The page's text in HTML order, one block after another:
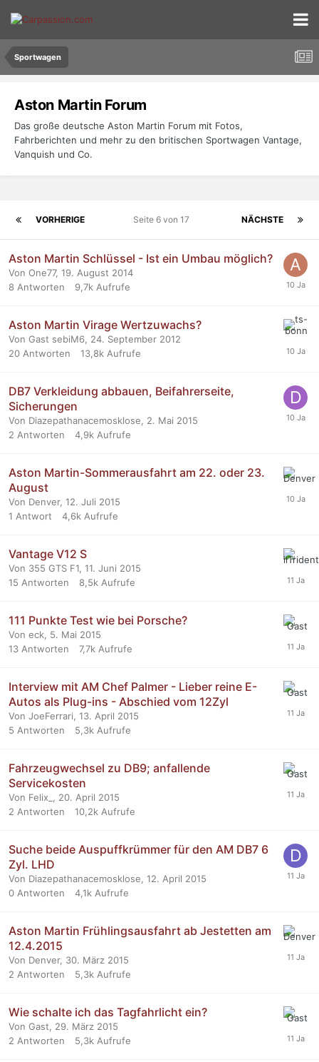
Sportwagen
Aston Martin Forum
Das große deutsche Aston Martin Forum mit Fotos,
Fahrberichten und mehr zu den britischen Sportwagen Vantage,
Vanquish und Co.
VORHERIGE NÄCHSTE
Seite 6 von 17
Aston Martin Schlüssel - Ist ein Umbau möglich?
Von One77, 19. August 2014
8 Antworten 9,7k Aufrufe
Aston Martin Virage Wertzuwachs?
Von Gast sebiM6, 24. September 2012
20 Antworten 13,8k Aufrufe
DB7 Verkleidung abbauen, Beifahrerseite,
Sicherungen
Von Diazepathanacemosklose, 2. Mai 2015
2 Antworten 4,9k Aufrufe
Aston Martin-Sommerausfahrt am 22. oder 23.
August
Von Denver, 12. Juli 2015
1 Antwort 4,6k Aufrufe
Vantage V12 S
Von 355 GTS F1, 11. Juni 2015
15 Antworten 8,5k Aufrufe
111 Punkte Test wie bei Porsche?
Von eck, 5. Mai 2015
13 Antworten 7,7k Aufrufe
Interview mit AM Chef Palmer - Lieber reine E-
Autos als Plug-ins - Abschied vom 12Zyl
Von JoeFerrari, 13. April 2015
5 Antworten 5,3k Aufrufe
Fahrzeugwechsel zu DB9; anfallende
Servicekosten
Von Felix_, 20. April 2015
2 Antworten 10,2k Aufrufe
Suche beide Auspuffkrümmer für den AM DB7 6
Zyl. LHD
Von Diazepathanacemosklose, 12. April 2015
0 Antworten 4,1k Aufrufe
Aston Martin Frühlingsausfahrt ab Jestetten am
12.4.2015
Von Denver, 30. März 2015
2 Antworten 5,3k Aufrufe
Wie schalte ich das Tagfahrlicht ein?
Von Gast, 29. März 2015
2 Antworten 5,3k Aufrufe